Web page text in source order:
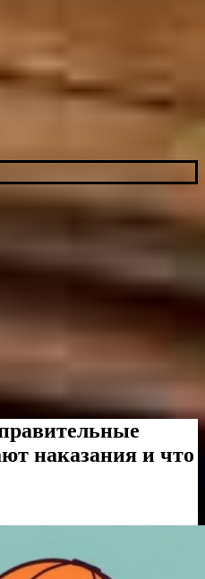
наказания и что